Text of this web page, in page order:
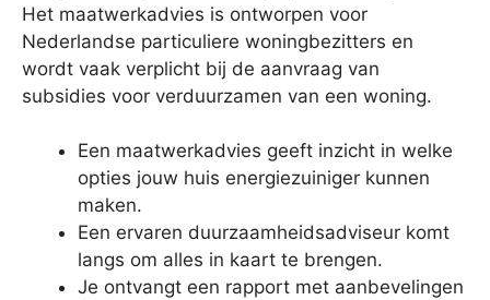
Het maatwerkadvies is ontworpen voor
Nederlandse particuliere woningbezitters en
wordt vaak verplicht bij de aanvraag van
subsidies voor verduurzamen van een woning.
Een maatwerkadvies geeft inzicht in welke
opties jouw huis energiezuiniger kunnen
maken.
Een ervaren duurzaamheidsadviseur komt
langs om alles in kaart te brengen.
Je ontvangt een rapport met aanbevelingen